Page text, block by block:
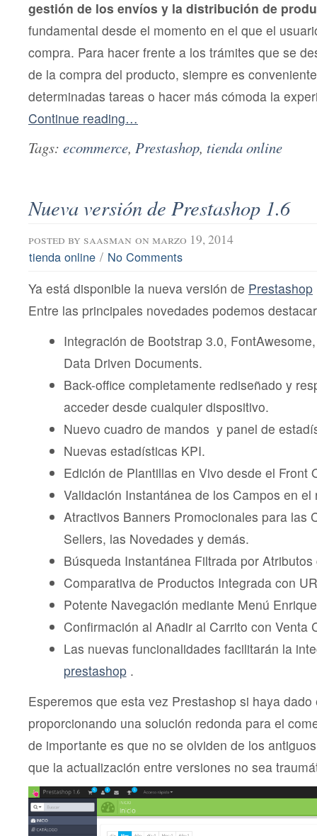
gestión de los envíos y la distribución de
fundamental desde el momento en el que el
compra. Para hacer frente a los trámites que se
de la compra del producto, siempre es
determinadas tareas o hacer más cómoda la
Continue reading…
Tags: ecommerce, Prestashop, tienda online
Nueva versión de Prestashop 1.6
posted by saasman on marzo 19, 2014
tienda online / No Comments
Ya está disponible la nueva versión de Prestashop
Entre las principales novedades podemos
Integración de Bootstrap 3.0,
Data Driven Documents.
Back-office completamente rediseñado y
acceder desde cualquier dispositivo.
Nuevo cuadro de mandos y panel de
Nuevas estadísticas KPI.
Edición de Plantillas en Vivo desde el Front
Validación Instantánea de los Campos en
Atractivos Banners Promocionales para las
Sellers, las Novedades y demás.
Búsqueda Instantánea Filtrada por
Comparativa de Productos Integrada con
Potente Navegación mediante Menú
Confirmación al Añadir al Carrito con Venta
Las nuevas funcionalidades facilitarán la
prestashop.
Esperemos que esta vez Prestashop si haya dado
proporcionando una solución redonda para el
de importante es que no se olviden de los
que la actualización entre versiones no sea